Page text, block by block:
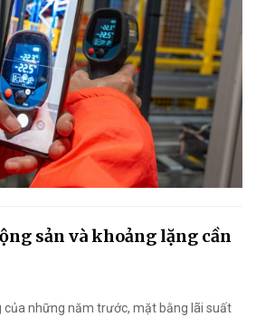
sản và khoảng lặng cần
của những năm trước, mặt bằng lãi suất